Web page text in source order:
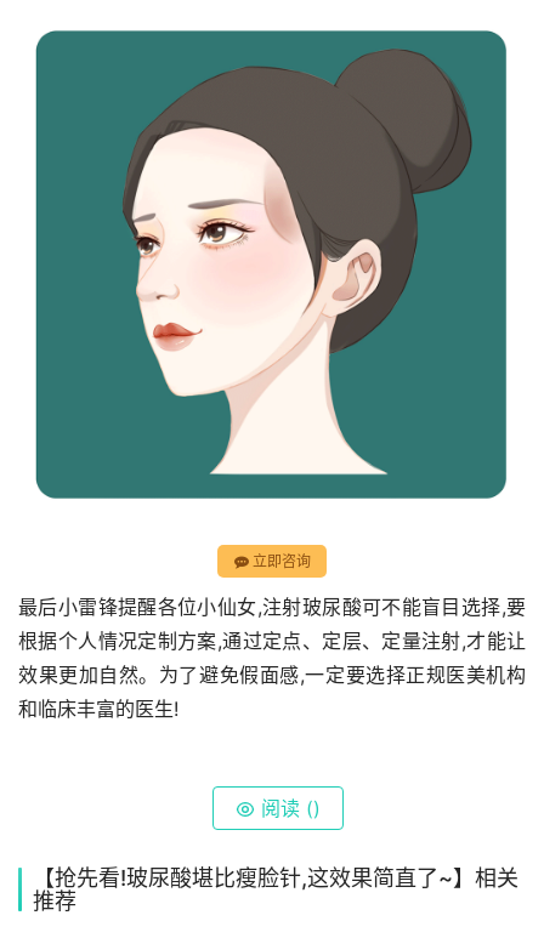
立即咨询
最后小雷锋提醒各位小仙女,注射玻尿酸可不能盲目选择,要
根据个人情况定制方案,通过定点、定层、定量注射,才能让
效果更加自然。为了避免假面感,一定要选择正规医美机构
和临床丰富的医生!
阅读 ()
【抢先看!玻尿酸堪比瘦脸针,这效果简直了~】相关
推荐